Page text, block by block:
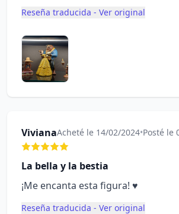
Reseña traducida - Ver original
VivianaAcheté le 14/02/2024•Posté le
La bella y la bestia
¡Me encanta esta figura! ♥️
Reseña traducida - Ver original